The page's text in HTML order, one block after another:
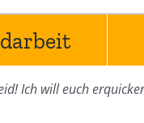
Ich will euch